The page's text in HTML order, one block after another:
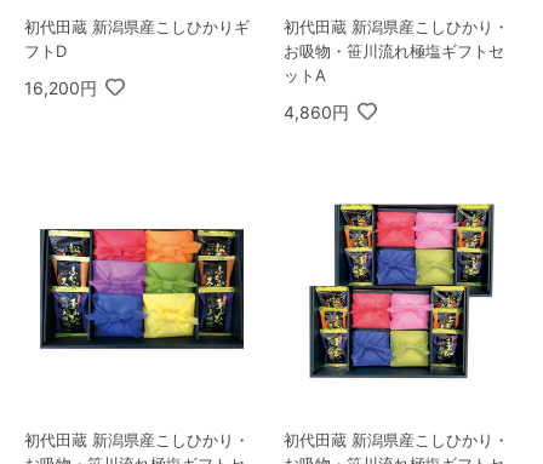
初代田蔵 新潟県産こしひかりギ
フトD
16,200円
初代田蔵 新潟県産こしひかり・
お吸物・笹川流れ極塩ギフトセ
ットA
4,860円
初代田蔵 新潟県産こしひかり・
初代田蔵 新潟県産こしひかり・